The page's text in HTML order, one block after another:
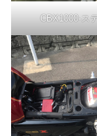
CBX1000-ス